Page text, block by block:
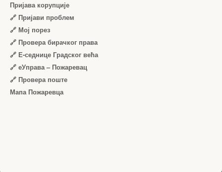
Пријава корупције
🔗 Пријави проблем
🔗 Мој порез
🔗 Провера бирачког права
🔗 Е-седнице Градског већа
🔗 еУправа – Пожаревац
🔗 Провера поште
Мапа Пожаревца